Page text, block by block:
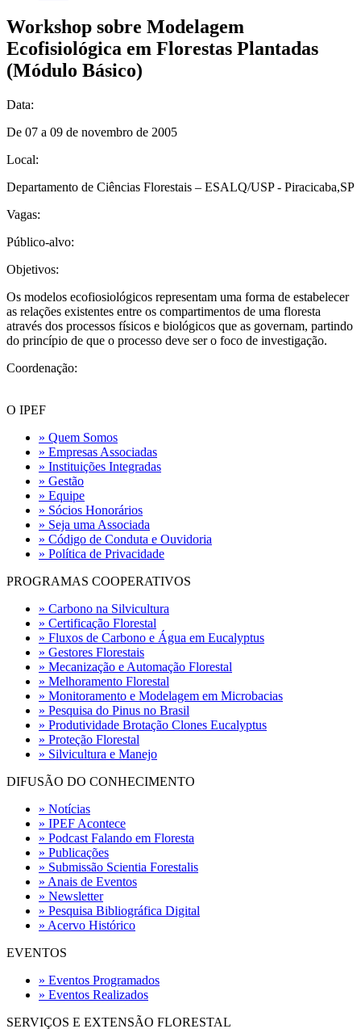
Workshop sobre Modelagem
Ecofisiológica em Florestas Plantadas
(Módulo Básico)
Data:
De 07 a 09 de novembro de 2005
Local:
Departamento de Ciências Florestais – ESALQ/USP - Piracicaba,SP
Vagas:
Público-alvo:
Objetivos:
Os modelos ecofiosiológicos representam uma forma de estabelecer
as relações existentes entre os compartimentos de uma floresta
através dos processos físicos e biológicos que as governam, partindo
do princípio de que o processo deve ser o foco de investigação.
Coordenação:
O IPEF
» Quem Somos
» Empresas Associadas
» Instituições Integradas
» Gestão
» Equipe
» Sócios Honorários
» Seja uma Associada
» Código de Conduta e Ouvidoria
» Política de Privacidade
PROGRAMAS COOPERATIVOS
» Carbono na Silvicultura
» Certificação Florestal
» Fluxos de Carbono e Água em Eucalyptus
» Gestores Florestais
» Mecanização e Automação Florestal
» Melhoramento Florestal
» Monitoramento e Modelagem em Microbacias
» Pesquisa do Pinus no Brasil
» Produtividade Brotação Clones Eucalyptus
» Proteção Florestal
» Silvicultura e Manejo
DIFUSÃO DO CONHECIMENTO
» Notícias
» IPEF Acontece
» Podcast Falando em Floresta
» Publicações
» Submissão Scientia Forestalis
» Anais de Eventos
» Newsletter
» Pesquisa Bibliográfica Digital
» Acervo Histórico
EVENTOS
» Eventos Programados
» Eventos Realizados
SERVIÇOS E EXTENSÃO FLORESTAL